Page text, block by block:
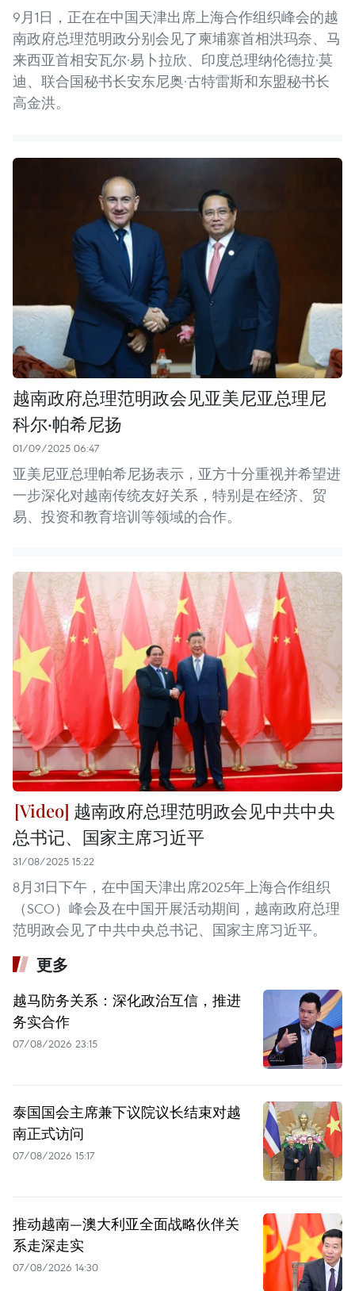
9月1日，正在在中国天津出席上海合作组织峰会的越
南政府总理范明政分别会见了柬埔寨首相洪玛奈、马
来西亚首相安瓦尔·易卜拉欣、印度总理纳伦德拉·莫
迪、联合国秘书长安东尼奥·古特雷斯和东盟秘书长
高金洪。
越南政府总理范明政会见亚美尼亚总理尼
科尔·帕希尼扬
01/09/2025 06:47
亚美尼亚总理帕希尼扬表示，亚方十分重视并希望进
一步深化对越南传统友好关系，特别是在经济、贸
易、投资和教育培训等领域的合作。
越南政府总理范明政会见中共中央
总书记、国家主席习近平
31/08/2025 15:22
8月31日下午，在中国天津出席2025年上海合作组织
（SCO）峰会及在中国开展活动期间，越南政府总理
范明政会见了中共中央总书记、国家主席习近平。
更多
越马防务关系：深化政治互信，推进
务实合作
07/08/2026 23:15
泰国国会主席兼下议院议长结束对越
南正式访问
07/08/2026 15:17
推动越南—澳大利亚全面战略伙伴关
系走深走实
07/08/2026 14:30